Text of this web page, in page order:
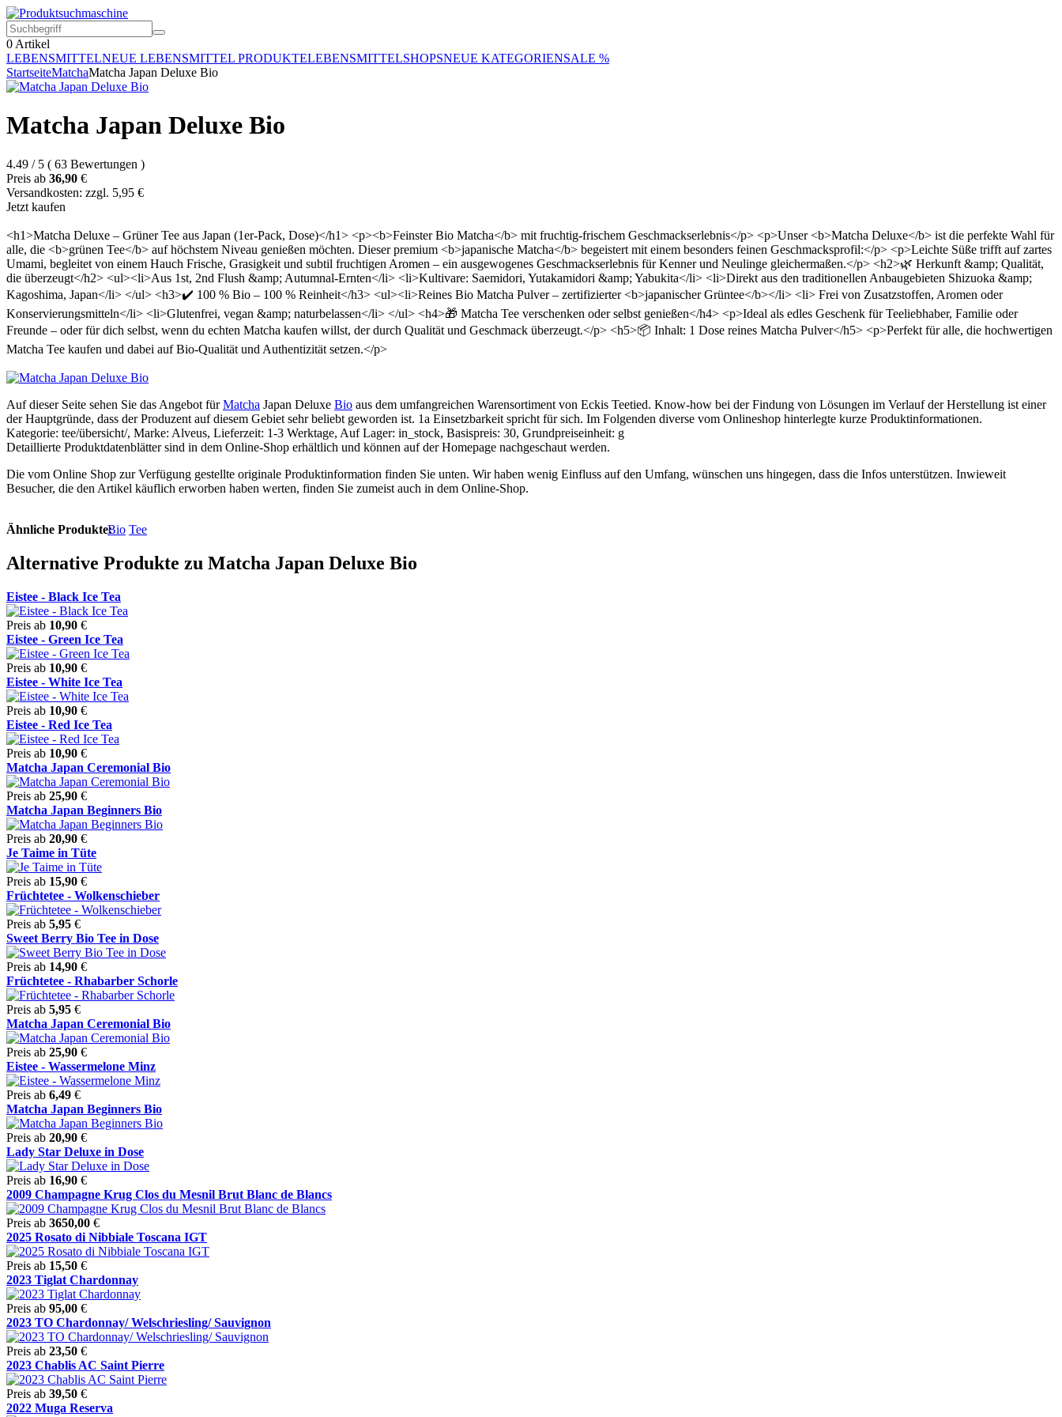
0 Artikel
LEBENSMITTELNEUE LEBENSMITTEL PRODUKTELEBENSMITTELSHOPSNEUE KATEGORIENSALE %
StartseiteMatchaMatcha Japan Deluxe Bio
Matcha Japan Deluxe Bio
4.49 / 5 ( 63 Bewertungen )
Preis ab 36,90 €
Versandkosten: zzgl. 5,95 €
Jetzt kaufen
<h1>Matcha Deluxe – Grüner Tee aus Japan (1er-Pack, Dose)</h1> <p><b>Feinster Bio Matcha</b> mit fruchtig-frischem Geschmackserlebnis</p> <p>Unser <b>Matcha Deluxe</b> ist die perfekte Wahl für
alle, die <b>grünen Tee</b> auf höchstem Niveau genießen möchten. Dieser premium <b>japanische Matcha</b> begeistert mit einem besonders feinen Geschmacksprofil:</p> <p>Leichte Süße trifft auf zartes
Umami, begleitet von einem Hauch Frische, Grasigkeit und subtil fruchtigen Aromen – ein ausgewogenes Geschmackserlebnis für Kenner und Neulinge gleichermaßen.</p> <h2>🌿 Herkunft &amp; Qualität,
die überzeugt</h2> <ul><li>Aus 1st, 2nd Flush &amp; Autumnal-Ernten</li> <li>Kultivare: Saemidori, Yutakamidori &amp; Yabukita</li> <li>Direkt aus den traditionellen Anbaugebieten Shizuoka &amp;
Kagoshima, Japan</li> </ul> <h3>✔️ 100 % Bio – 100 % Reinheit</h3> <ul><li>Reines Bio Matcha Pulver – zertifizierter <b>japanischer Grüntee</b></li> <li> Frei von Zusatzstoffen, Aromen oder
Konservierungsmitteln</li> <li>Glutenfrei, vegan &amp; naturbelassen</li> </ul> <h4>🎁 Matcha Tee verschenken oder selbst genießen</h4> <p>Ideal als edles Geschenk für Teeliebhaber, Familie oder
Freunde – oder für dich selbst, wenn du echten Matcha kaufen willst, der durch Qualität und Geschmack überzeugt.</p> <h5>📦 Inhalt: 1 Dose reines Matcha Pulver</h5> <p>Perfekt für alle, die hochwertigen
Matcha Tee kaufen und dabei auf Bio-Qualität und Authentizität setzen.</p>
Auf dieser Seite sehen Sie das Angebot fürMatcha Japan Deluxe Bio aus dem umfangreichen Warensortiment von Eckis Teetied. Know-how bei der Findung von Lösungen im Verlauf der Herstellung ist einer
der Hauptgründe, dass der Produzent auf diesem Gebiet sehr beliebt geworden ist. 1a Einsetzbarkeit spricht für sich. Im Folgenden diverse vom Onlineshop hinterlegte kurze Produktinformationen.
Kategorie: tee/übersicht/, Marke: Alveus, Lieferzeit: 1-3 Werktage, Auf Lager: in_stock, Basispreis: 30, Grundpreiseinheit: g
Detaillierte Produktdatenblätter sind in dem Online-Shop erhältlich und können auf der Homepage nachgeschaut werden.
Die vom Online Shop zur Verfügung gestellte originale Produktinformation finden Sie unten. Wir haben wenig Einfluss auf den Umfang, wünschen uns hingegen, dass die Infos unterstützen. Inwieweit
Besucher, die den Artikel käuflich erworben haben werten, finden Sie zumeist auch in dem Online-Shop.
Ähnliche Produkte:Bio Tee
Alternative Produkte zu Matcha Japan Deluxe Bio
Eistee - Black Ice Tea
Preis ab 10,90 €
Eistee - Green Ice Tea
Preis ab 10,90 €
Eistee - White Ice Tea
Preis ab 10,90 €
Eistee - Red Ice Tea
Preis ab 10,90 €
Matcha Japan Ceremonial Bio
Preis ab 25,90 €
Matcha Japan Beginners Bio
Preis ab 20,90 €
Je Taime in Tüte
Preis ab 15,90 €
Früchtetee - Wolkenschieber
Preis ab 5,95 €
Sweet Berry Bio Tee in Dose
Preis ab 14,90 €
Früchtetee - Rhabarber Schorle
Preis ab 5,95 €
Matcha Japan Ceremonial Bio
Preis ab 25,90 €
Eistee - Wassermelone Minz
Preis ab 6,49 €
Matcha Japan Beginners Bio
Preis ab 20,90 €
Lady Star Deluxe in Dose
Preis ab 16,90 €
2009 Champagne Krug Clos du Mesnil Brut Blanc de Blancs
Preis ab 3650,00 €
2025 Rosato di Nibbiale Toscana IGT
Preis ab 15,50 €
2023 Tiglat Chardonnay
Preis ab 95,00 €
2023 TO Chardonnay/ Welschriesling/ Sauvignon
Preis ab 23,50 €
2023 Chablis AC Saint Pierre
Preis ab 39,50 €
2022 Muga Reserva